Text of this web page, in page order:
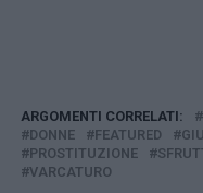
ARGOMENTI CORRELATI:
DONNE
FEATURED
PROSTITUZIONE
VARCATURO